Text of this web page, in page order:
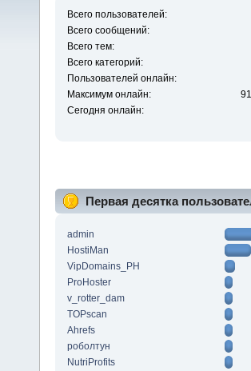
Всего пользователей:
Всего сообщений:
Всего тем:
Всего категорий:
Пользователей онлайн:
Максимум онлайн:
Сегодня онлайн:
Первая десятка
admin
HostiMan
VipDomains_PH
ProHoster
v_rotter_dam
TOPscan
Ahrefs
роболтун
NutriProfits